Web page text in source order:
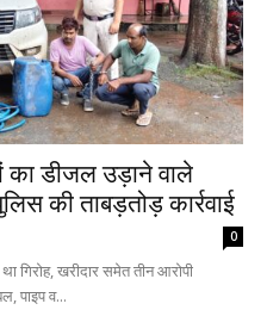
का डीजल उड़ाने वाले
की ताबड़तोड़ कार्रवाई
0
गिरोह, खरीदार समेत तीन आरोपी
पाइप व...